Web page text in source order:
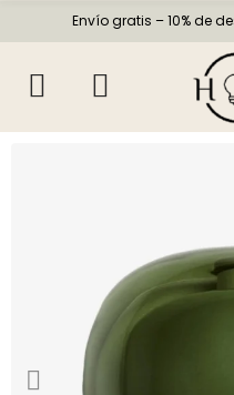
Envío gratis – 10% de